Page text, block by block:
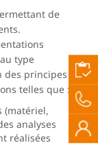
de
type
des principes
telles que :
(matériel,
analyses
réalisées